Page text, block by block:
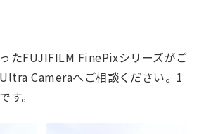
たFUJIFILM FinePixシリーズがご
Cameraへご相談ください。1
す。